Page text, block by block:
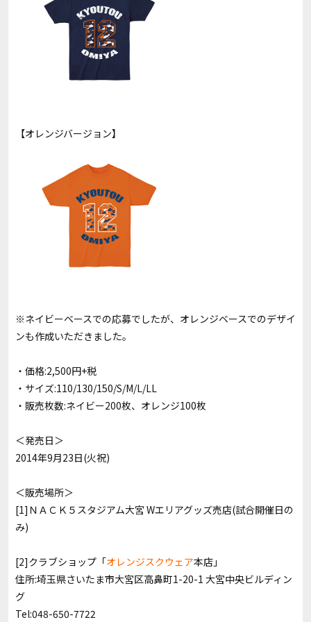
【オレンジバージョン】
※ネイビーベースでの応募でしたが、オレンジベースでのデザイ
ンも作成いただきました。
・価格:2,500円+税
・サイズ:110/130/150/S/M/L/LL
・販売枚数:ネイビー200枚、オレンジ100枚
＜発売日＞
2014年9月23日(火祝)
＜販売場所＞
[1]ＮＡＣＫ５スタジアム大宮 Wエリアグッズ売店(試合開催日の
み)
[2]クラブショップ「オレンジスクウェア本店」
住所:埼玉県さいたま市大宮区高鼻町1-20-1 大宮中央ビルディン
グ
Tel:048-650-7722